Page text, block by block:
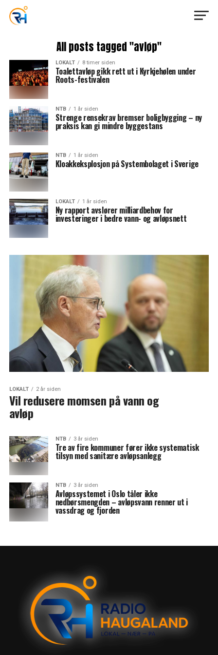
All posts tagged "avløp"
LOKALT 8 timer siden
Toalettavløp gikk rett ut i Kyrkjehølen under
Roots-festivalen
NTB 1 år siden
Strenge rensekrav bremser boligbygging – ny
praksis kan gi mindre byggestans
NTB 1 år siden
Kloakkeksplosjon på Systembolaget i Sverige
LOKALT 1 år siden
Ny rapport avslører milliardbehov for
investeringer i bedre vann- og avløpsnett
LOKALT 2 år siden
Vil redusere momsen på vann og
avløp
NTB 3 år siden
Tre av fire kommuner fører ikke systematisk
tilsyn med sanitære avløpsanlegg
NTB 3 år siden
Avløpssystemet i Oslo tåler ikke
nedbørsmengden – avløpsvann renner ut i
vassdrag og fjorden